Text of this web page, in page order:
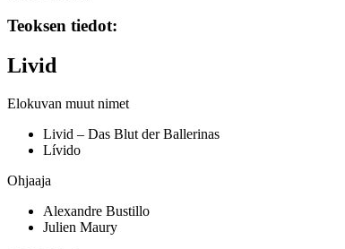
Teoksen tiedot:
Livid
Elokuvan muut nimet
Livid – Das Blut der Ballerinas
Lívido
Ohjaaja
Alexandre Bustillo
Julien Maury